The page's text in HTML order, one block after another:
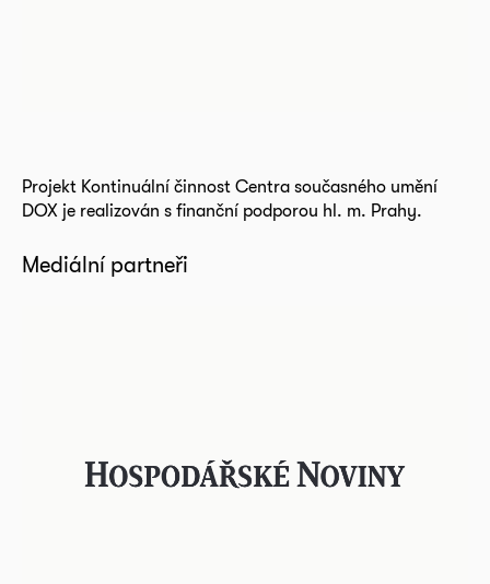
Projekt Kontinuální činnost Centra současného umění
DOX je realizován s finanční podporou hl. m. Prahy.
Mediální partneři